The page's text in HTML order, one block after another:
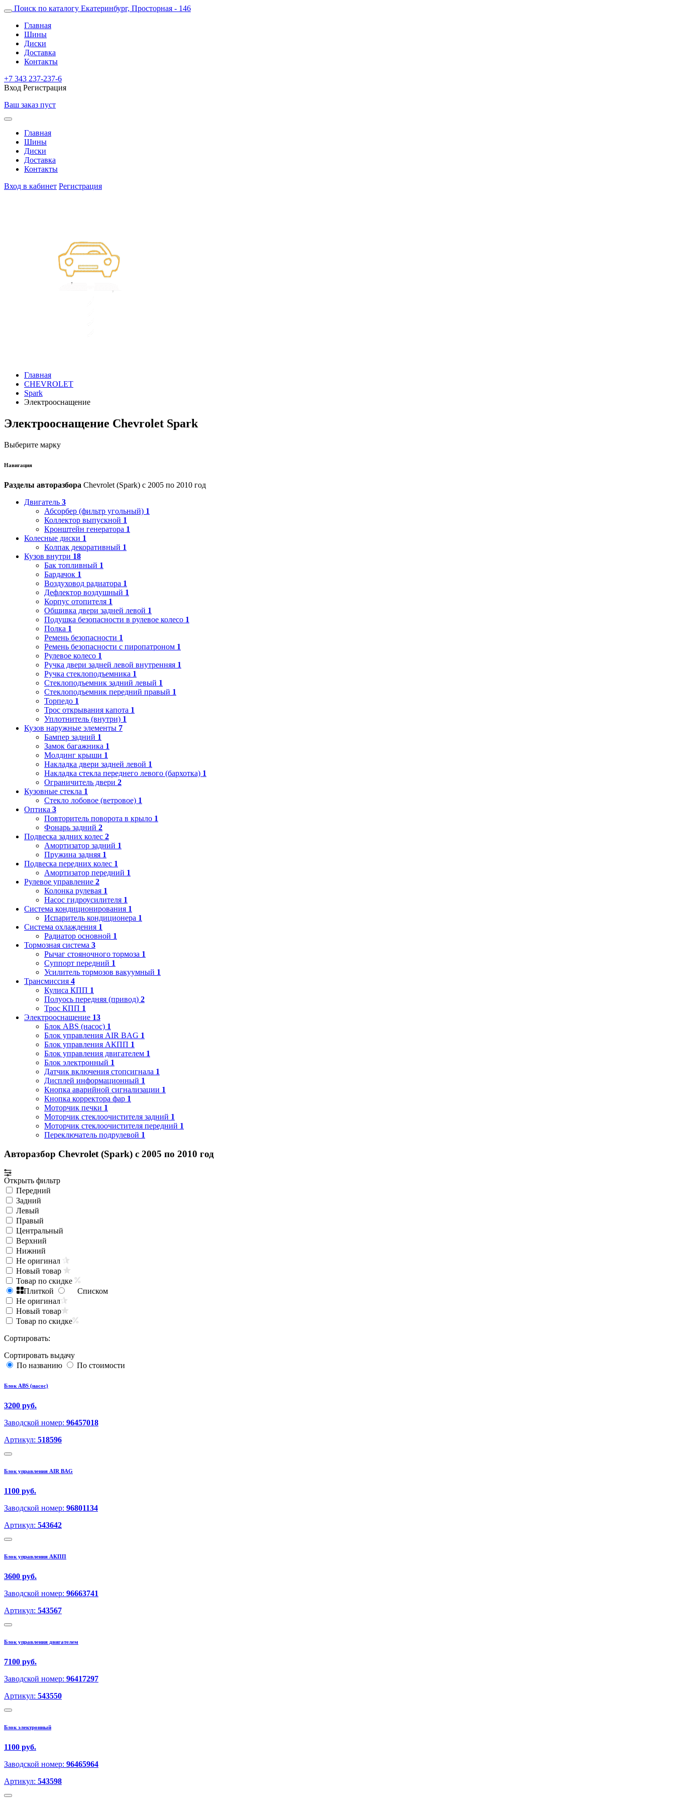
Поиск по каталогу Екатеринбург, Просторная - 146
Главная
Шины
Диски
Доставка
Контакты
+7 343 237-237-6
Вход Регистрация
Ваш заказ пуст
Главная
Шины
Диски
Доставка
Контакты
Вход в кабинет Регистрация
Главная
CHEVROLET
Spark
Электрооснащение
Электрооснащение Chevrolet Spark
Выберите марку
Навигация
Разделы авторазбора Chevrolet (Spark) с 2005 по 2010 год
Двигатель 3
Абсорбер (фильтр угольный) 1
Коллектор выпускной 1
Кронштейн генератора 1
Колесные диски 1
Колпак декоративный 1
Кузов внутри 18
Бак топливный 1
Бардачок 1
Воздуховод радиатора 1
Дефлектор воздушный 1
Корпус отопителя 1
Обшивка двери задней левой 1
Подушка безопасности в рулевое колесо 1
Полка 1
Ремень безопасности 1
Ремень безопасности с пиропатроном 1
Рулевое колесо 1
Ручка двери задней левой внутренняя 1
Ручка стеклоподъемника 1
Стеклоподъемник задний левый 1
Стеклоподъемник передний правый 1
Торпедо 1
Трос открывания капота 1
Уплотнитель (внутри) 1
Кузов наружные элементы 7
Бампер задний 1
Замок багажника 1
Молдинг крыши 1
Накладка двери задней левой 1
Накладка стекла переднего левого (бархотка) 1
Ограничитель двери 2
Кузовные стекла 1
Стекло лобовое (ветровое) 1
Оптика 3
Повторитель поворота в крыло 1
Фонарь задний 2
Подвеска задних колес 2
Амортизатор задний 1
Пружина задняя 1
Подвеска передних колес 1
Амортизатор передний 1
Рулевое управление 2
Колонка рулевая 1
Насос гидроусилителя 1
Система кондиционирования 1
Испаритель кондиционера 1
Система охлаждения 1
Радиатор основной 1
Тормозная система 3
Рычаг стояночного тормоза 1
Суппорт передний 1
Усилитель тормозов вакуумный 1
Трансмиссия 4
Кулиса КПП 1
Полуось передняя (привод) 2
Трос КПП 1
Электрооснащение 13
Блок ABS (насос) 1
Блок управления AIR BAG 1
Блок управления АКПП 1
Блок управления двигателем 1
Блок электронный 1
Датчик включения стопсигнала 1
Дисплей информационный 1
Кнопка аварийной сигнализации 1
Кнопка корректора фар 1
Моторчик печки 1
Моторчик стеклоочистителя задний 1
Моторчик стеклоочистителя передний 1
Переключатель подрулевой 1
Авторазбор Chevrolet (Spark) с 2005 по 2010 год
Открыть фильтр
Передний
Задний
Левый
Правый
Центральный
Верхний
Нижний
Не оригинал
Новый товар
Товар по скидке
Плиткой
Списком
Не оригинал
Новый товар
Товар по скидке
Сортировать:
Сортировать выдачу
По названию
По стоимости
Блок ABS (насос)
3200 руб.
Заводской номер: 96457018
Артикул: 518596
Блок управления AIR BAG
1100 руб.
Заводской номер: 96801134
Артикул: 543642
Блок управления АКПП
3600 руб.
Заводской номер: 96663741
Артикул: 543567
Блок управления двигателем
7100 руб.
Заводской номер: 96417297
Артикул: 543550
Блок электронный
1100 руб.
Заводской номер: 96465964
Артикул: 543598